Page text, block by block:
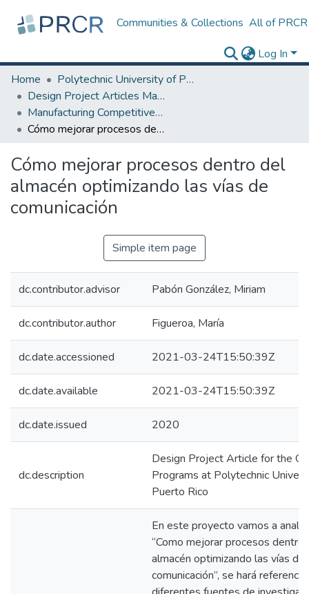
Communities & Collections All of PRCR
Log In
Home
Polytechnic University of Puerto Rico
Design Project Articles Master Degree
Manufacturing Competitiveness
Cómo mejorar procesos dentro del almacén optimizando las vías de comunicación
Cómo mejorar procesos dentro del
almacén optimizando las vías de
comunicación
Simple item page
dc.contributor.advisor Pabón González, Miriam
dc.contributor.author Figueroa, María
dc.date.accessioned 2021-03-24T15:50:39Z
dc.date.available 2021-03-24T15:50:39Z
dc.date.issued 2020
dc.description
Design Project Article for the
Programs at Polytechnic
Puerto Rico
En este proyecto vamos a
“Como mejorar procesos dentro
almacén optimizando las vías de
comunicación”, se hará referencia